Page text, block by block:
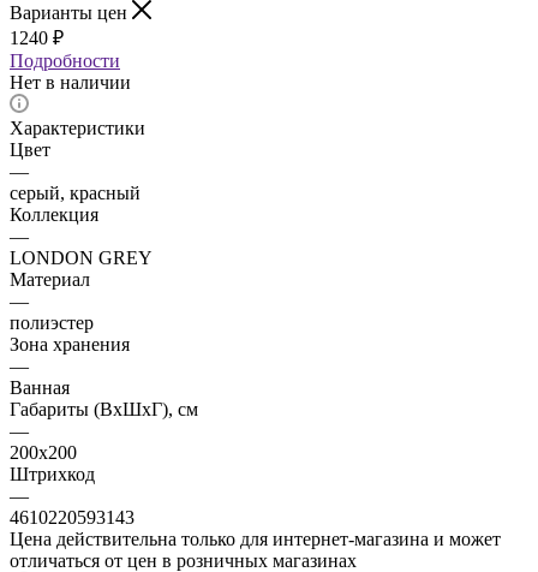
Варианты цен
1240 ₽
Подробности
Нет в наличии
Характеристики
Цвет
—
серый, красный
Коллекция
—
LONDON GREY
Материал
—
полиэстер
Зона хранения
—
Ванная
Габариты (ВхШхГ), см
—
200х200
Штрихкод
—
4610220593143
Цена действительна только для интернет-магазина и может
отличаться от цен в розничных магазинах